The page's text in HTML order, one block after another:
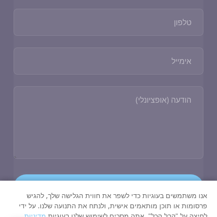
אנו משתמשים בעוגיות כדי לשפר את חווית הגלישה שלך, להגיש
פרסומות או תוכן מותאמים אישית, ולנתח את התנועה שלנו. על ידי